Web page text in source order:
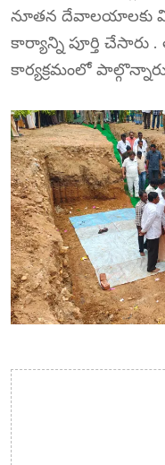
నూతన దేవాలయాలకు
కార్యాన్ని పూర్తి చేసారు
కార్యక్రమంలో